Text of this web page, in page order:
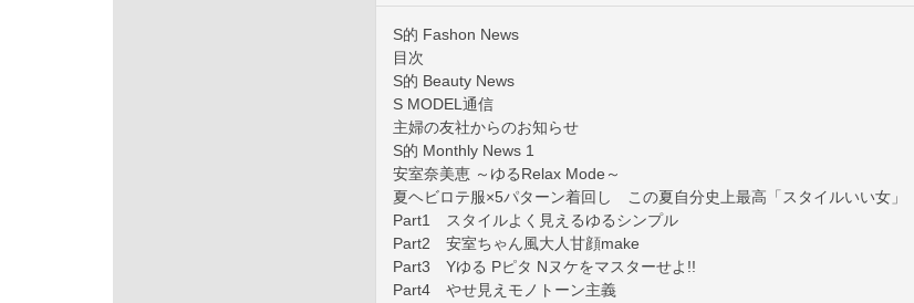
S的 Fashon News
目次
S的 Beauty News
S MODEL通信
主婦の友社からのお知らせ
S的 Monthly News 1
安室奈美恵 ～ゆるRelax Mode～
夏ヘビロテ服×5パターン着回し この夏自分史上最高「スタイルいい女」
Part1 スタイルよく見えるゆるシンプル
Part2 安室ちゃん風大人甘顔make
Part3 Yゆる Pピタ Nヌケをマスターせよ!!
Part4 やせ見えモノトーン主義